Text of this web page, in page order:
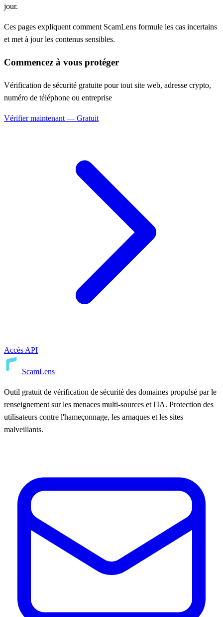
jour.
Ces pages expliquent comment ScamLens formule les cas incertains
et met à jour les contenus sensibles.
Commencez à vous protéger
Vérification de sécurité gratuite pour tout site web, adresse crypto,
numéro de téléphone ou entreprise
Vérifier maintenant — Gratuit
Accès API
ScamLens
Outil gratuit de vérification de sécurité des domaines propulsé par le
renseignement sur les menaces multi-sources et l'IA. Protection des
utilisateurs contre l'hameçonnage, les arnaques et les sites
malveillants.